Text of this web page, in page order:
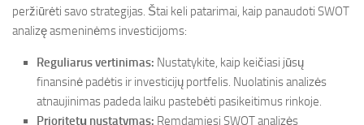
peržiūrėti savo strategijas. Štai keli patarimai, kaip panaudoti SWOT
analizę asmeninėms investicijoms:
Reguliarus vertinimas: Nustatykite, kaip keičiasi jūsų
finansinė padėtis ir investicijų portfelis. Nuolatinis analizės
atnaujinimas padeda laiku pastebėti pasikeitimus rinkoje.
Prioritetų nustatymas: Remdamiesi SWOT analizės